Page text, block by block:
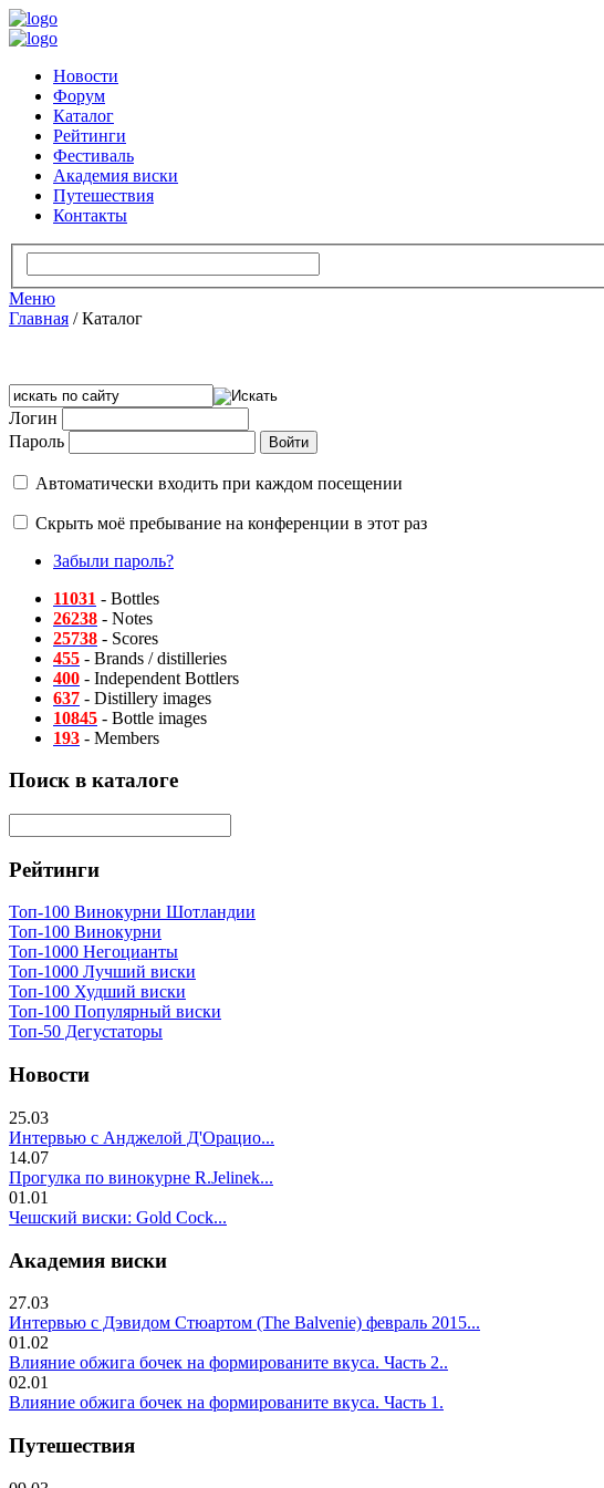
Новости
Форум
Каталог
Рейтинги
Фестиваль
Академия виски
Путешествия
Контакты
Меню
Главная /Каталог
Логин
Пароль
Автоматически входить при каждом посещении
Скрыть моё пребывание на конференции в этот раз
Забыли пароль?
11031 - Bottles
26238 - Notes
25738 - Scores
455 - Brands / distilleries
400 - Independent Bottlers
637 - Distillery images
10845 - Bottle images
193 - Members
Поиск в каталоге
Рейтинги
Топ-100 Винокурни Шотландии
Топ-100 Винокурни
Топ-1000 Негоцианты
Топ-1000 Лучший виски
Топ-100 Худший виски
Топ-100 Популярный виски
Топ-50 Дегустаторы
Новости
25.03
Интервью с Анджелой Д'Орацио...
14.07
Прогулка по винокурне R.Jelinek...
01.01
Чешский виски: Gold Cock...
Академия виски
27.03
Интервью с Дэвидом Стюартом (The Balvenie) февраль 2015...
01.02
Влияние обжига бочек на формированите вкуса. Часть 2..
02.01
Влияние обжига бочек на формированите вкуса. Часть 1.
Путешествия